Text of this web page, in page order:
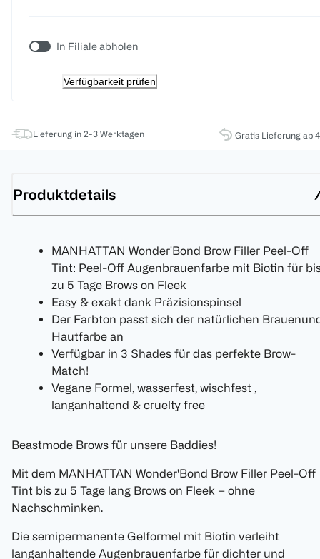
In Filiale abholen
Verfügbarkeit prüfen
Lieferung in 2-3 Werktagen Gratis Lieferung ab
Produktdetails
MANHATTAN Wonder'Bond Brow Filler Peel-Off
Tint: Peel-Off Augenbrauenfarbe mit Biotin für
zu 5 Tage Brows on Fleek
Easy & exakt dank Präzisionspinsel
Der Farbton passt sich der natürlichen
Hautfarbe an
Verfügbar in 3 Shades für das perfekte Brow-
Match!
Vegane Formel, wasserfest, wischfest ,
langanhaltend & cruelty free
Beastmode Brows für unsere Baddies!
Mit dem MANHATTAN Wonder'Bond Brow Filler Peel-Off
Tint bis zu 5 Tage lang Brows on Fleek – ohne
Nachschminken.
Die semipermanente Gelformel mit Biotin verleiht
langanhaltende Augenbrauenfarbe für dichter und